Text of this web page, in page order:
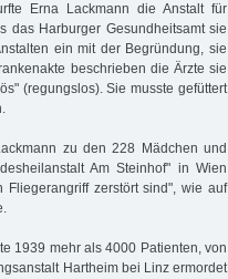
Erna Lackmann die Anstalt für
das Harburger Gesundheitsamt sie
ein mit der Begründung, sie
beschrieben die Ärzte sie
(regungslos). Sie musste gefüttert
zu den 228 Mädchen und
Am Stein­hof" in Wien
Fliegerangriff zerstört sind", wie auf
1939 mehr als 4000 Patienten, von
Hartheim bei Linz ermordet